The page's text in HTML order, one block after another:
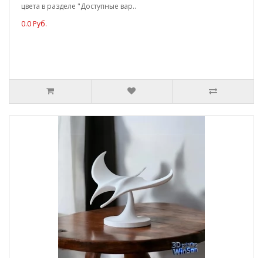
цвета в разделе "Доступные вар..
0.0 Руб.